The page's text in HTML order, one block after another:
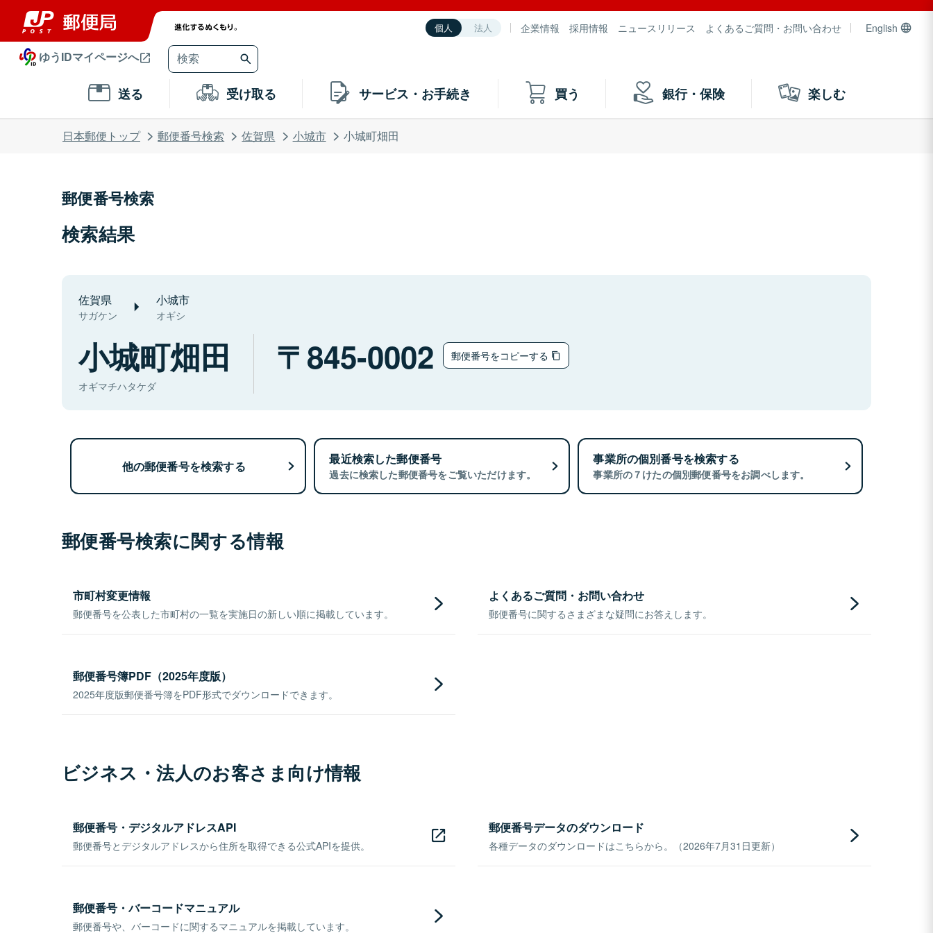
個人 法人 企業情報 採用情報 ニュースリリース よくあるご質問・お問い合わせ English
ゆうIDマイページへ
送る 受け取る サービス・お手続き 買う 銀行・保険 楽しむ
日本郵便トップ 郵便番号検索 佐賀県 小城市 小城町畑田
郵便番号検索
検索結果
佐賀県
サガケン
小城市
オギシ
小城町畑田
オギマチハタケダ
845-0002 郵便番号をコピーする
他の郵便番号を検索する 最近検索した郵便番号
過去に検索した郵便番号をご覧いただけます。
事業所の個別番号を検索する
事業所の７けたの個別郵便番号をお調べします。
郵便番号検索に関する情報
市町村変更情報
郵便番号を公表した市町村の一覧を実施日の新しい順に掲載しています。
よくあるご質問・お問い合わせ
郵便番号に関するさまざまな疑問にお答えします。
郵便番号簿PDF（2025年度版）
2025年度版郵便番号簿をPDF形式でダウンロードできます。
ビジネス・法人のお客さま向け情報
郵便番号・デジタルアドレスAPI
郵便番号とデジタルアドレスから住所を取得できる公式APIを提供。
郵便番号データのダウンロード
各種データのダウンロードはこちらから。（2026年7月31日更新）
郵便番号・バーコードマニュアル
郵便番号や、バーコードに関するマニュアルを掲載しています。